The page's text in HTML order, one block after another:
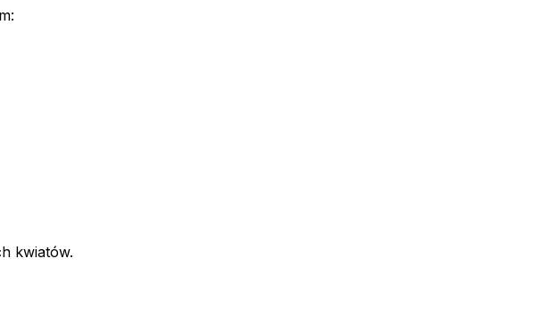
kwiatów.